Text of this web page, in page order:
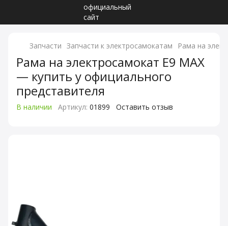
Запчасти Запчасти к электросамокатам Рама на
Рама на электросамокат E9 MAX
— купить у официального
представителя
В наличии Артикул: 01899 Оставить отзыв